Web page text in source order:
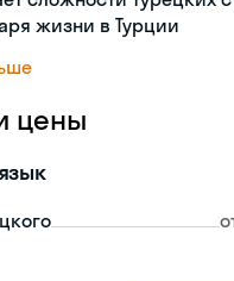
жизни в Турции
цены